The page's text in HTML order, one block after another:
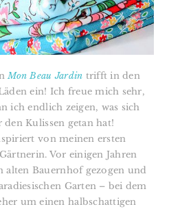
Mon Beau Jardin trifft in den
ein! Ich freue mich sehr,
ich endlich zeigen, was sich
Kulissen getan hat!
von meinen ersten
Vor einigen Jahren
alten Bauernhof gezogen und
Garten – bei dem
um einen halbschattigen